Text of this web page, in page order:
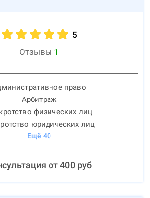
5
Отзывы 1
право
Арбитраж
физических лиц
юридических лиц
Ещё 40
от400руб